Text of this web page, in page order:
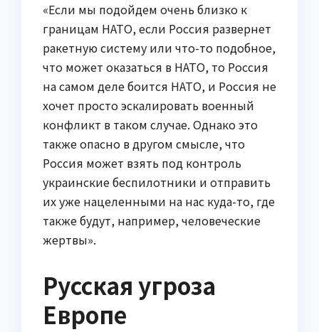
«Если мы подойдем очень близко к
границам НАТО, если Россия развернет
ракетную систему или что-то подобное,
что может оказаться в НАТО, то Россия
на самом деле боится НАТО, и Россия не
хочет просто эскалировать военный
конфликт в таком случае. Однако это
также опасно в другом смысле, что
Россия может взять под контроль
украинские беспилотники и отправить
их уже нацеленными на нас куда-то, где
также будут, например, человеческие
жертвы».
Русская угроза
Европе